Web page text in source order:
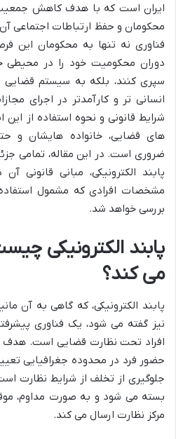
ایران است که با هدف کاهش جمعیت
محکومان و حفظ ارتباطات اجتماعی
فناوری نه تنها به محکومان این
دوران محکومیت خود را در محیطی
سپری کنند، بلکه به سیستم قضایی
انسانی تر و کارآمدتر در اجرای
شرایط قانونی و نحوه استفاده از این
های قضایی، خانواده هایشان و
ضروری است. در این مقاله، تمامی
پابند الکترونیکی، مبانی قانونی
مشخصات افرادی که مشمول
بررسی خواهد شد.
پابند الکترونیکی
می کند؟
پابند الکترونیکی، که گاهی به آن
نیز گفته می شود، یک فناوری
افراد تحت نظارت قضایی است. هدف
حضور فرد در محدوده جغرافیایی
جلوگیری از تخلف از شرایط نظارت
بسته می شود و به صورت مداوم،
مرکز نظارت ارسال می کند.